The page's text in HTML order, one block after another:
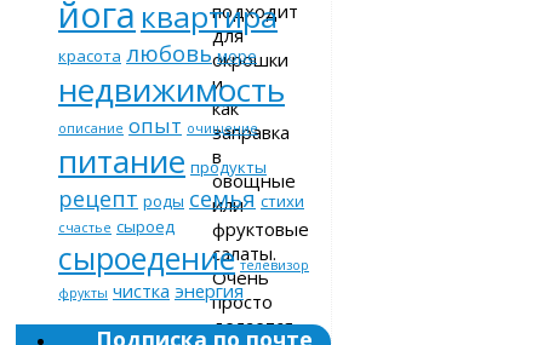
подходит
для
окрошки
и
как
заправка
в
овощные
или
фруктовые
салаты.
Очень
просто
делается,
йога квартира
красота любовь море
недвижимость
описание опыт очищение
питание продукты
рецепт роды семья стихи
счастье сыроед
сыроедение телевизор
фрукты чистка энергия
Подписка по почте